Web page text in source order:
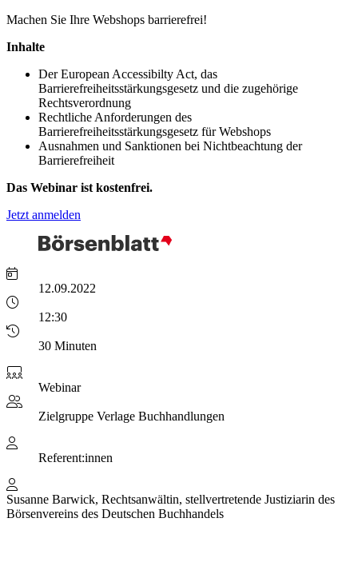
Machen Sie Ihre Webshops barrierefrei!
Inhalte
Der European Accessibilty Act, das
Barrierefreiheitsstärkungsgesetz und die zugehörige
Rechtsverordnung
Rechtliche Anforderungen des
Barrierefreiheitsstärkungsgesetz für Webshops
Ausnahmen und Sanktionen bei Nichtbeachtung der
Barrierefreiheit
Das Webinar ist kostenfrei.
Jetzt anmelden
12.09.2022
12:30
30 Minuten
Webinar
Zielgruppe Verlage Buchhandlungen
Referent:innen
Susanne Barwick, Rechtsanwältin, stellvertretende Justiziarin des
Börsenvereins des Deutschen Buchhandels